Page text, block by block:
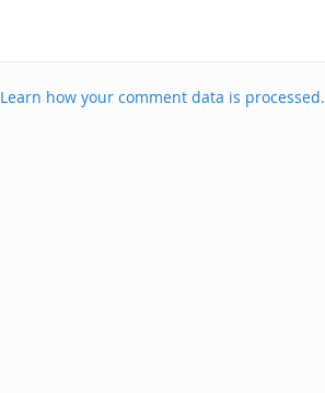
Learn how your comment data is processed.